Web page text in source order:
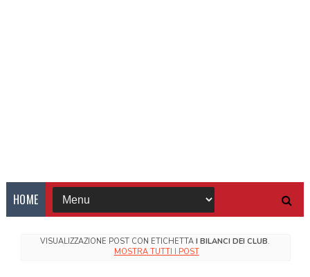
HOME
VISUALIZZAZIONE POST CON ETICHETTA I BILANCI DEI CLUB.
MOSTRA TUTTI I POST